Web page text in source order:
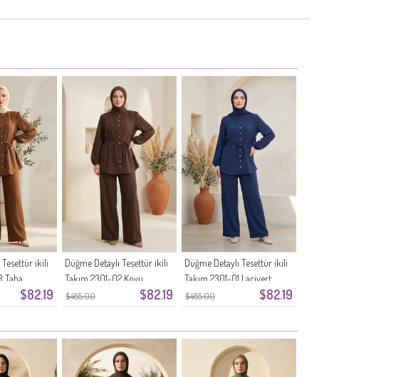
$82.19
Tesettür ikili
Taba
$485.00 $82.19
Düğme Detaylı Tesettür ikili
Takım 2301-02 Koyu
Kahverengi
$485.00 $82.19
Düğme Detaylı Tesettür ikili
Takım 2301-01 Lacivert